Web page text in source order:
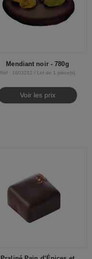
Mendiant noir - 780g
Réf : 1003212 / Lot de 1 pièce(s)
Voir les prix